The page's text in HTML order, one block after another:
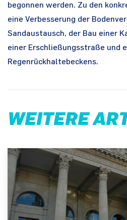
begonnen werden. Zu den
eine Verbesserung der
Sandaustausch, der Bau einer
einer Erschließungsstraße und
Regenrückhaltebeckens.
WEITERE